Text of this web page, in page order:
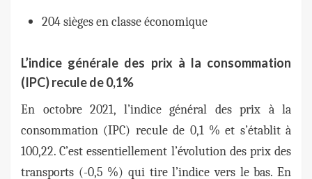
204 sièges en classe économique
L’indice générale des prix à la consommation
(IPC) recule de 0,1%
En octobre 2021, l’indice général des prix à la
consommation (IPC) recule de 0,1 % et s’établit à
100,22. C’est essentiellement l’évolution des prix des
transports (-0,5 %) qui tire l’indice vers le bas. En